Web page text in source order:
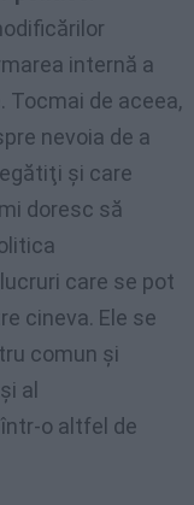
internă a
Tocmai de aceea,
nevoia de a
şi care
doresc să
care se pot
cineva. Ele se
comun și
al
o altfel de